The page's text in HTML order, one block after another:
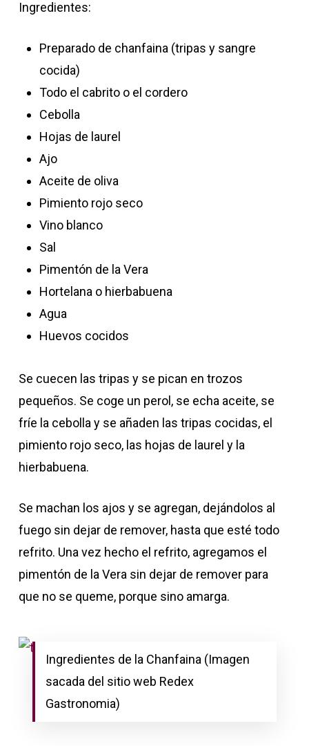
Ingredientes:
Preparado de chanfaina (tripas y sangre
cocida)
Todo el cabrito o el cordero
Cebolla
Hojas de laurel
Ajo
Aceite de oliva
Pimiento rojo seco
Vino blanco
Sal
Pimentón de la Vera
Hortelana o hierbabuena
Agua
Huevos cocidos
Se cuecen las tripas y se pican en trozos
pequeños. Se coge un perol, se echa aceite, se
fríe la cebolla y se añaden las tripas cocidas, el
pimiento rojo seco, las hojas de laurel y la
hierbabuena.
Se machan los ajos y se agregan, dejándolos al
fuego sin dejar de remover, hasta que esté todo
refrito. Una vez hecho el refrito, agregamos el
pimentón de la Vera sin dejar de remover para
que no se queme, porque sino amarga.
Ingredientes de la Chanfaina (Imagen
sacada del sitio web Redex
Gastronomia)